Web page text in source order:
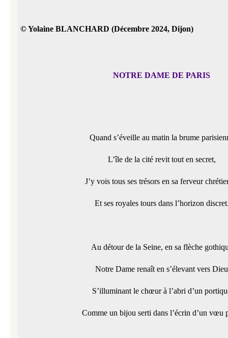
© Yolaine BLANCHARD (Décembre 2024, Dijon)
NOTRE DAME DE PARIS
Quand s’éveille au matin la brume
L’île de la cité revit tout en secret,
J’y vois tous ses trésors en sa ferveur
Et ses royales tours dans l’horizon
Au détour de la Seine, en sa flèche
Notre Dame renaît en s’élevant vers Dieu
S’illuminant le chœur à l’abri d’un
Comme un bijou serti dans l’écrin d’un vœu